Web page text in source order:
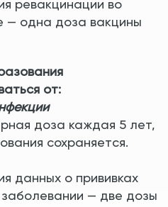
ревакцинации во
— одна доза вакцины
от:
доза каждая 5 лет,
сохраняется.
данных о прививках
— две дозы